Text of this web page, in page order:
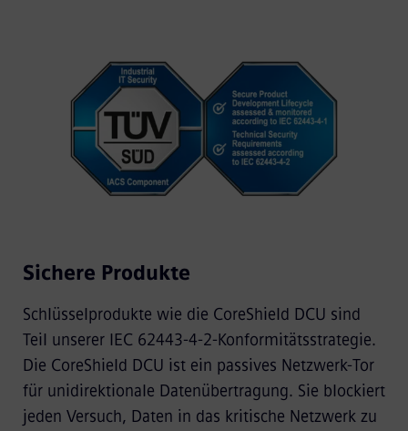
Sichere Produkte
Schlüsselprodukte wie die CoreShield DCU sind
Teil unserer IEC 62443-4-2-Konformitätsstrategie.
Die CoreShield DCU ist ein passives Netzwerk-Tor
für unidirektionale Datenübertragung. Sie blockiert
jeden Versuch, Daten in das kritische Netzwerk zu